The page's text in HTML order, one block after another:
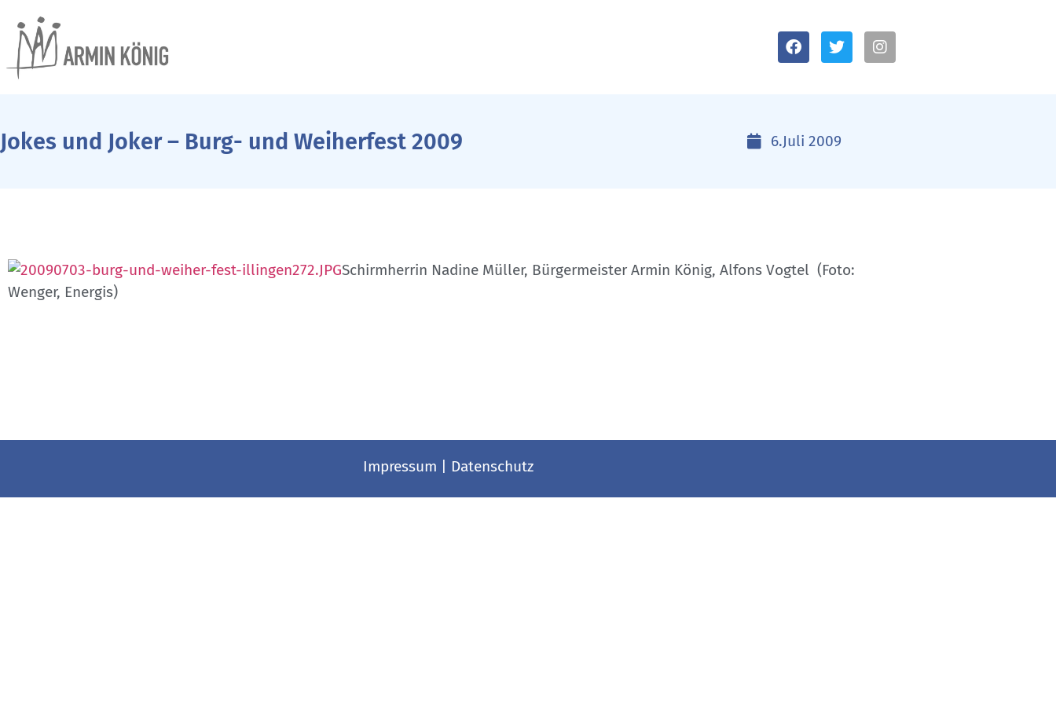
Jokes und Joker – Burg- und Weiherfest 2009 6.Juli 2009
Schirmherrin Nadine Müller, Bürgermeister Armin König, Alfons Vogtel (Foto:
Wenger, Energis)
Impressum Datenschutz